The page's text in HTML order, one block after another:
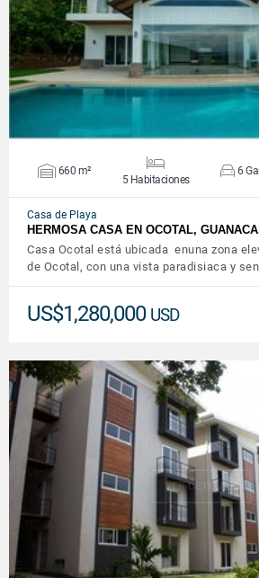
660 m²
5 Habitaciones
6
Casa de Playa
HERMOSA CASA EN OCOTAL,
Casa Ocotal está ubicada enuna zona
de Ocotal, con una vista paradisiaca y
US$1,280,000 USD
VER DETALLES